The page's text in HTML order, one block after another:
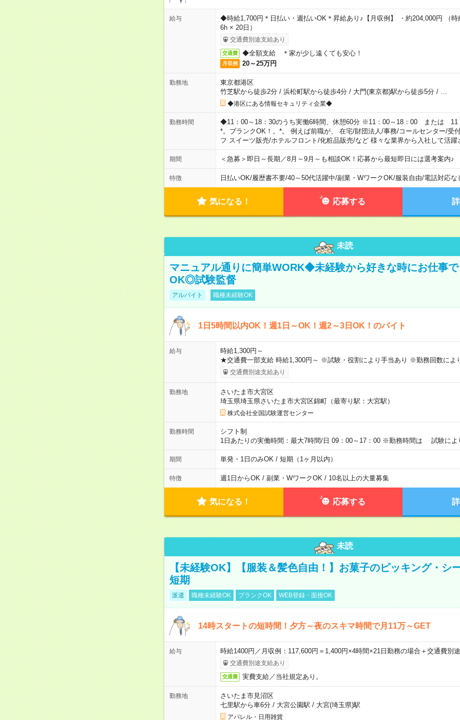
給与
◆時給1,700円＊日払い・週払いOK＊昇給あり♪【月収例】 ・約204,000円 （
6h × 20日）
交通費別途支給あり
交通費 ◆全額支給 ＊家が少し遠くても安心！
月収例 20～25万円
勤務地
東京都港区
竹芝駅から徒歩2分/ 浜松町駅から徒歩4分/ 大門(東京都)駅から徒歩5分/
◆港区にある情報セキュリティ企業◆
勤務時間
◆11：00～18：30のうち実働6時間、休憩60分 ※11：00～18：00 または
*。ブランクOK！。*。 例えば前職が、 在宅/財団法人/事務/コールセンター/受
フ スイーツ販売/ホテルフロント/化粧品販売/など 様々な業界から入社して活躍
期間 ＜急募＞即日～長期／8月～9月～も相談OK！応募から最短即日には選考案内♪
特徴 日払いOK/履歴書不要/40～50代活躍中/副業・WワークOK/服装自由/電話対応な
気になる！ 応募する
未読
マニュアル通りに簡単WORK◆未経験から好きな時にお仕事
OK◎試験監督
アルバイト 職種未経験OK
1日5時間以内OK！週1日～OK！週2～3日OK！のバイト
給与
時給1,300円～
★交通費一部支給 時給1,300円～ ※試験・役割により手当あり ※勤務回数によ
交通費別途支給あり
勤務地
さいたま市大宮区
埼玉県埼玉県さいたま市大宮区錦町（最寄り駅：大宮駅）
株式会社全国試験運営センター
勤務時間
シフト制
1日あたりの実働時間：最大7時間/日 09：00～17：00 ※勤務時間は 試験によ
期間 単発・1日のみOK / 短期（1ヶ月以内）
特徴 週1日からOK / 副業・WワークOK / 10名以上の大量募集
気になる！ 応募する
未読
【未経験OK】【服装＆髪色自由！】お菓子のピッキング・シ
短期
派遣 職種未経験OK ブランクOK WEB登録・面接OK
14時スタートの短時間！夕方～夜のスキマ時間で月11万～GET
給与 時給1400円／月収例：117,600円＝1,400円×4時間×21日勤務の場合＋交通費別
交通費別途支給あり
交通費 実費支給／当社規定あり。
勤務地
さいたま市見沼区
七里駅から車6分/ 大宮公園駅 / 大宮(埼玉県)駅
アパレル・日用雑貨